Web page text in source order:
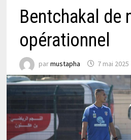
Bentchakal de
opérationnel
parmustapha 7 mai 2025